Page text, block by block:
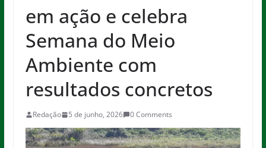
em ação e celebra
Semana do Meio
Ambiente com
resultados concretos
Redação 5 de junho, 2026 0 Comments